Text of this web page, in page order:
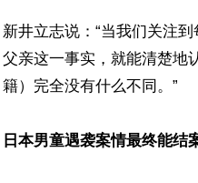
新井立志说：“当我们关注
父亲这一事实，就能清楚地
籍）完全没有什么不同。”
日本男童遇袭案情最终能结